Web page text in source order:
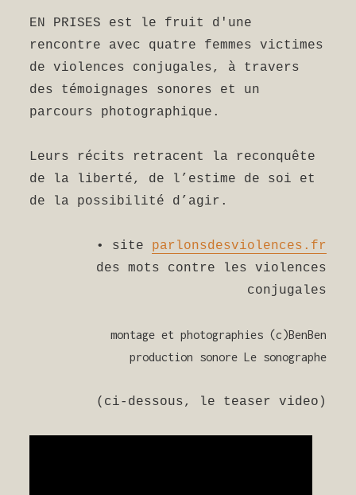
EN PRISES est le fruit d'une
rencontre avec quatre femmes victimes
de violences conjugales, à travers
des témoignages sonores et un
parcours photographique.
Leurs récits retracent la reconquête
de la liberté, de l’estime de soi et
de la possibilité d’agir.
• site parlonsdesviolences.fr
des mots contre les violences
conjugales
montage et photographies (c)BenBen
production sonore Le sonographe
(ci-dessous, le teaser video)